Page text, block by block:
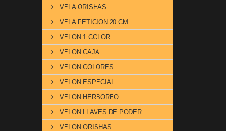
VELA ORISHAS
VELA PETICION 20 CM.
VELON 1 COLOR
VELON CAJA
VELON COLORES
VELON ESPECIAL
VELON HERBOREO
VELON LLAVES DE PODER
VELON ORISHAS